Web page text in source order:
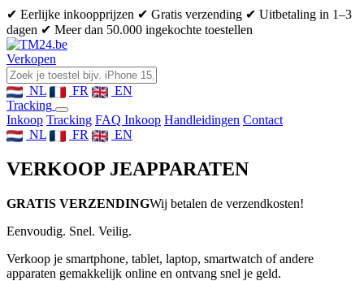
✔ Eerlijke inkoopprijzen ✔ Gratis verzending ✔ Uitbetaling in 1–3
dagen ✔ Meer dan 50.000 ingekochte toestellen
Verkopen
NL FR
EN
Tracking
Inkoop Tracking FAQ Inkoop Handleidingen Contact
NL
FR EN
VERKOOP JEAPPARATEN
GRATIS VERZENDINGWij betalen de verzendkosten!
Eenvoudig. Snel. Veilig.
Verkoop je smartphone, tablet, laptop, smartwatch of andere
apparaten gemakkelijk online en ontvang snel je geld.